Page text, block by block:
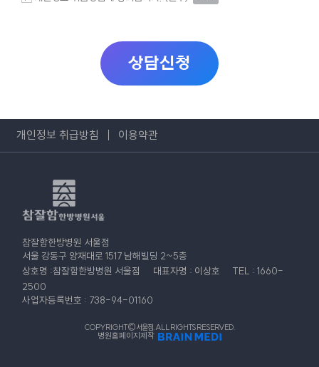
상담신청
개인정보 취급방침 이용약관
참잘함한방병원 서울점
서울 강동구 양재대로 1517 남해빌딩 2~5층
상호명 :참잘함한방병원 서울점
대표자명 : 이상호
TEL : 1660-
2500
사업자등록번호 : 738-94-01160
COPYRIGHT© 서울점. ALL RIGHTS RESERVED.
병원홈페이지제작